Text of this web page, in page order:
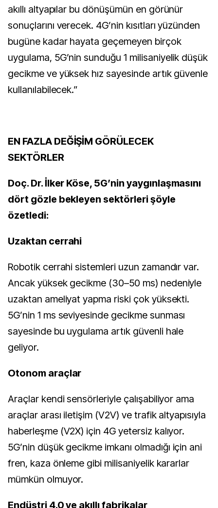
akıllı altyapılar bu dönüşümün en görünür
sonuçlarını verecek. 4G’nin kısıtları yüzünden
bugüne kadar hayata geçemeyen birçok
uygulama, 5G’nin sunduğu 1 milisaniyelik düşük
gecikme ve yüksek hız sayesinde artık güvenle
kullanılabilecek.”
EN FAZLA DEĞİŞİM GÖRÜLECEK
SEKTÖRLER
Doç. Dr. İlker Köse, 5G’nin yaygınlaşmasını
dört gözle bekleyen sektörleri şöyle
özetledi:
Uzaktan cerrahi
Robotik cerrahi sistemleri uzun zamandır var.
Ancak yüksek gecikme (30–50 ms) nedeniyle
uzaktan ameliyat yapma riski çok yüksekti.
5G’nin 1 ms seviyesinde gecikme sunması
sayesinde bu uygulama artık güvenli hale
geliyor.
Otonom araçlar
Araçlar kendi sensörleriyle çalışabiliyor ama
araçlar arası iletişim (V2V) ve trafik altyapısıyla
haberleşme (V2X) için 4G yetersiz kalıyor.
5G’nin düşük gecikme imkanı olmadığı için ani
fren, kaza önleme gibi milisaniyelik kararlar
mümkün olmuyor.
Endüstri 4.0 ve akıllı fabrikalar